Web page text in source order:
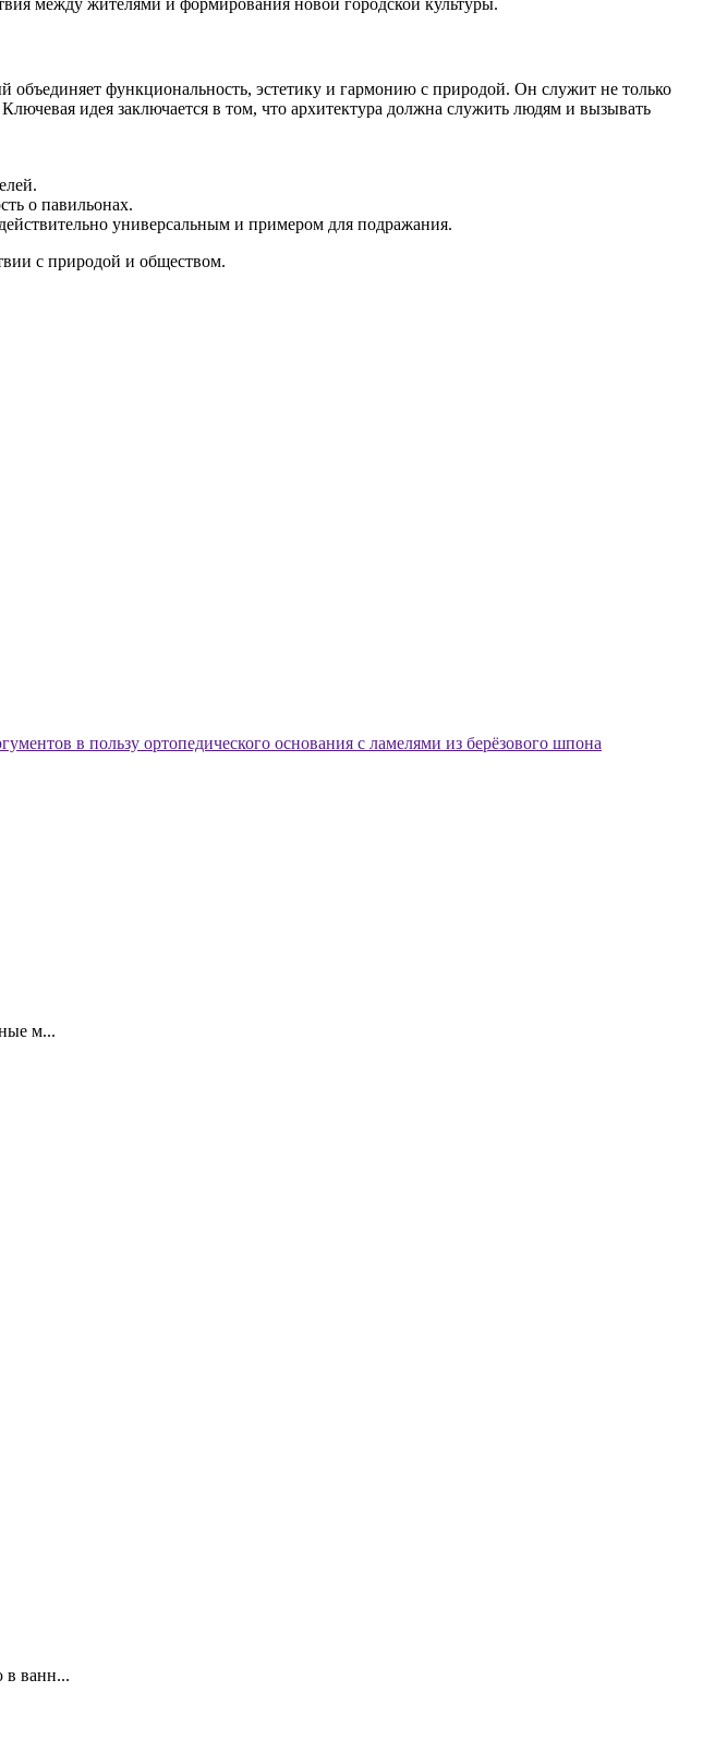
между жителями и формирования новой городской культуры.
функциональность, эстетику и гармонию с природой. Он служит не только
идея заключается в том, что архитектура должна служить людям и вызывать
о павильонах.
универсальным и примером для подражания.
с природой и обществом.
в пользу ортопедического основания с ламелями из берёзового шпона
м...
в ванн...